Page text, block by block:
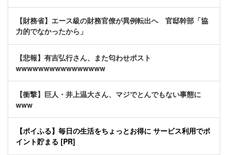
【財務省】エース級の財務官僚が異例転出へ 官邸幹部「協
力的でなかったから」
【悲報】有吉弘行さん、また匂わせポスト
wwwwwwwwwwwwwwww
【衝撃】巨人・井上温大さん、マジでとんでもない事態に
www
【ポイふる】毎日の生活をちょっとお得に サービス利用でポ
イント貯まる [PR]